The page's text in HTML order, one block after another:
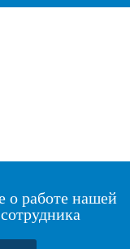
о работе нашей